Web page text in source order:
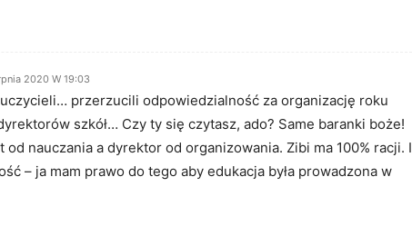
2020 W 19:03
przerzucili odpowiedzialność za organizację roku
szkół… Czy ty się czytasz, ado? Same baranki boże!
od nauczania a dyrektor od organizowania. Zibi ma 100% racji. I
– ja mam prawo do tego aby edukacja była prowadzona w